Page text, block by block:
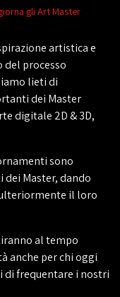
gli Art Master
artistica e
processo
lieti di
dei Master
digitale 2D & 3D,
sono
Master, dando
il loro
al tempo
anche per chi oggi
di frequentare i nostri